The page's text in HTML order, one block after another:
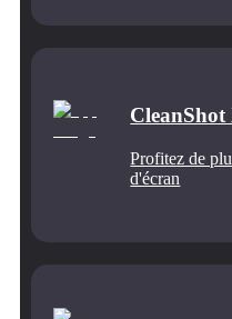
CleanShot
Profitez de
d'écran